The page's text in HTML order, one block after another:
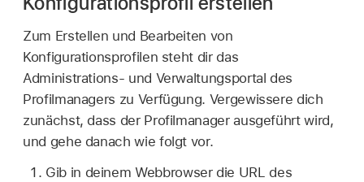
Zum Erstellen und Bearbeiten von
Konfigurationsprofilen steht dir das
Administrations- und Verwaltungsportal des
Profilmanagers zu Verfügung. Vergewissere dich
zunächst, dass der Profilmanager ausgeführt wird,
und gehe danach wie folgt vor.
Gib in deinem Webbrowser die URL des